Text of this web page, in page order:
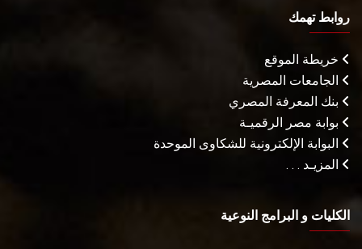
روابط تهمك
خريطة الموقع
الجامعات المصرية
بنك المعرفة المصري
بوابة مصر الرقميـة
البوابة الإلكترونية للشكاوى الموحدة
المزيـد . . .
الكليات و البرامج النوعية